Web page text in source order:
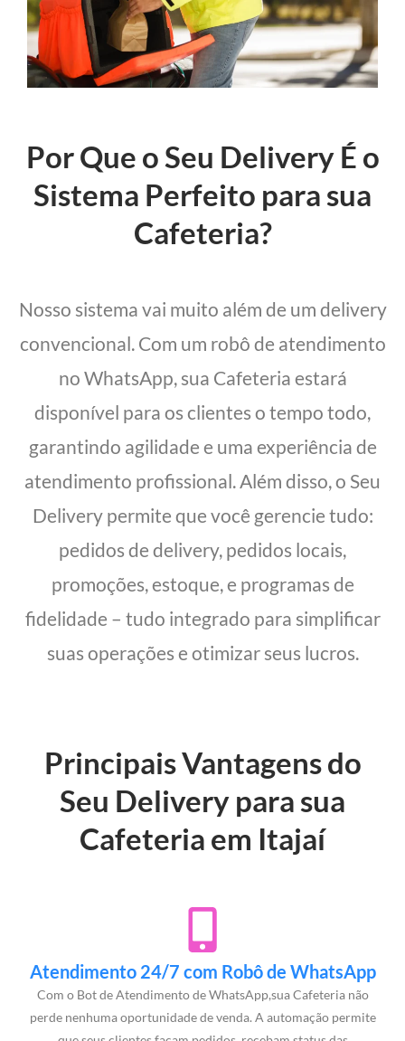
Por Que o Seu Delivery É o
Sistema Perfeito para sua
Cafeteria?
Nosso sistema vai muito além de um delivery
convencional. Com um robô de atendimento
no WhatsApp, sua Cafeteria estará
disponível para os clientes o tempo todo,
garantindo agilidade e uma experiência de
atendimento profissional. Além disso, o Seu
Delivery permite que você gerencie tudo:
pedidos de delivery, pedidos locais,
promoções, estoque, e programas de
fidelidade – tudo integrado para simplificar
suas operações e otimizar seus lucros.
Principais Vantagens do
Seu Delivery para sua
Cafeteria em Itajaí
Atendimento 24/7 com Robô de WhatsApp
Com o Bot de Atendimento de WhatsApp,sua Cafeteria não
perde nenhuma oportunidade de venda. A automação permite